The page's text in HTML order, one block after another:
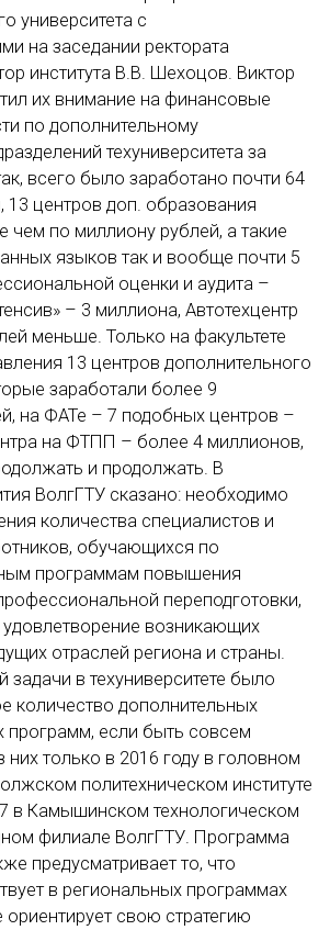
университета с
на заседании ректората
института В.В. Шехоцов. Виктор
их внимание на финансовые
по дополнительному
техуниверситета за
всего было заработано почти 64
13 центров доп. образования
чем по миллиону рублей, а такие
языков так и вообще почти 5
оценки и аудита –
– 3 миллиона, Автотехцентр
меньше. Только на факультете
13 центров дополнительного
заработали более 9
на ФАТе – 7 подобных центров –
на ФТПП – более 4 миллионов,
и продолжать. В
ВолгГТУ сказано: необходимо
количества специалистов и
обучающихся по
программам повышения
переподготовки,
возникающих
отраслей региона и страны.
задачи в техуниверситете было
количество дополнительных
программ, если быть совсем
них только в 2016 году в головном
политехническом институте
в Камышинском технологическом
филиале ВолгГТУ. Программа
предусматривает то, что
в региональных программах
ориентирует свою стратегию